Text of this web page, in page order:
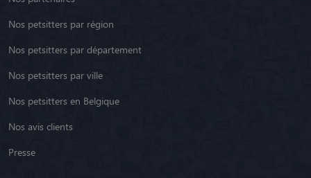
Nos petsitters par région
Nos petsitters par département
Nos petsitters par ville
Nos petsitters en Belgique
Nos avis clients
Presse